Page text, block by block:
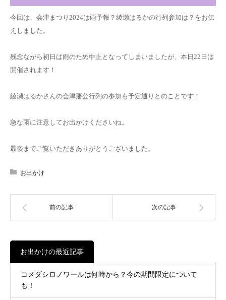
今回は、会津まつり2024は雨予報？綾瀬はるかの行列参加は？をお伝
えしました。
残念ながら初日は雨のため中止となってしまいましたが、本日22日は
開催されます！
綾瀬はるかさんの会津藩公行列の参加も予定通りとのことです！
急な雨に注意してお出かけくださいね。
最後までご覧いただきありがとうございました。
お出かけ
前の記事 次の記事
お出かけの最近記事
コメダシロノワールは何時から？今の期間限定について
も！